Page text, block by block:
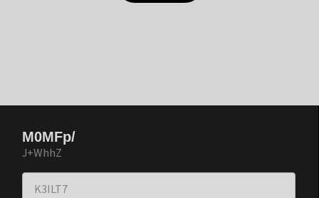
M0MFp/
J+WhhZ